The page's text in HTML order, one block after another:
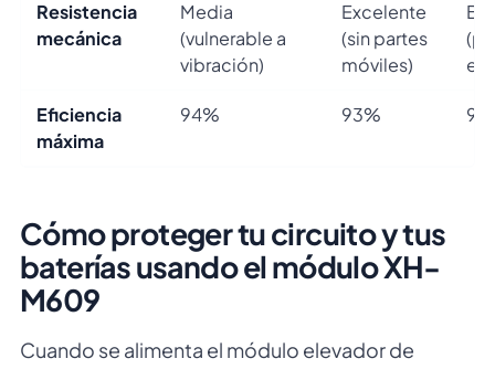
Resistencia
mecánica
Media
(vulnerable a
vibración)
Excelente
(sin partes
móviles)
Eficiencia
máxima
94% 93%
Cómo proteger tu circuito y tus
baterías usando el módulo XH-
M609
Cuando se alimenta el módulo elevador de